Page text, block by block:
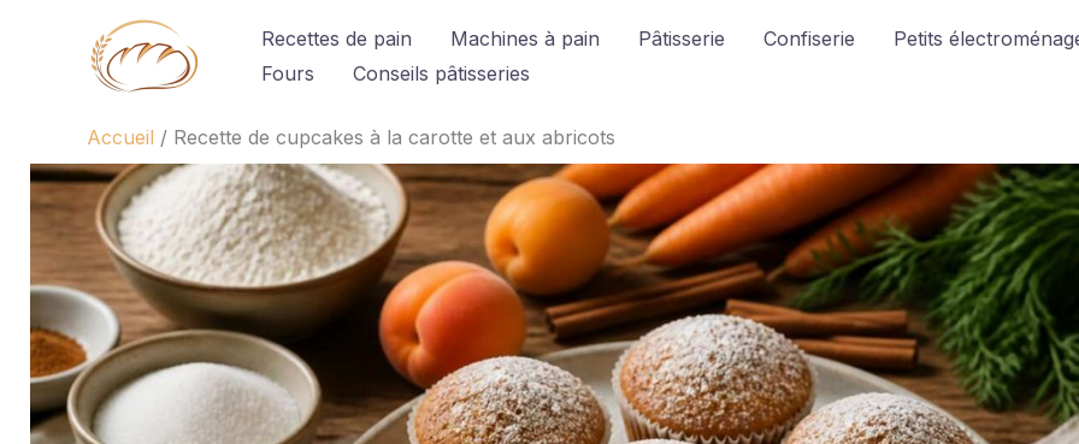
Recettes de pain Machines à pain Pâtisserie Confiserie
Petits
Fours
Conseils pâtisseries
Accueil Recette de cupcakes à la carotte et aux abricots